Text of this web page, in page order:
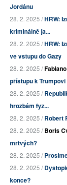
Jordánu
28. 2. 2025 /HRW:
kriminálně ja...
28. 2. 2025 /HRW:
ve vstupu do Gazy
28. 2. 2025 /
přístupu k Trumpovi
28. 2. 2025 /
hrozbám fyz...
28. 2. 2025 /Robert
28. 2. 2025 /Boris
mrtvých?
28. 2. 2025 /
28. 2. 2025 /
konce?